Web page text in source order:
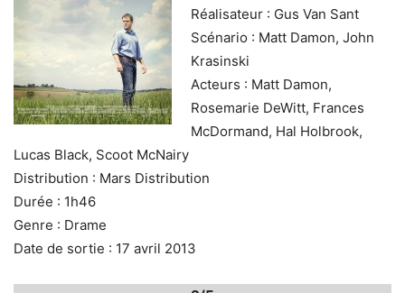
Réalisateur : Gus Van Sant
Scénario : Matt Damon, John
Krasinski
Acteurs : Matt Damon,
Rosemarie DeWitt, Frances
McDormand, Hal Holbrook,
Lucas Black, Scoot McNairy
Distribution : Mars Distribution
Durée : 1h46
Genre : Drame
Date de sortie : 17 avril 2013